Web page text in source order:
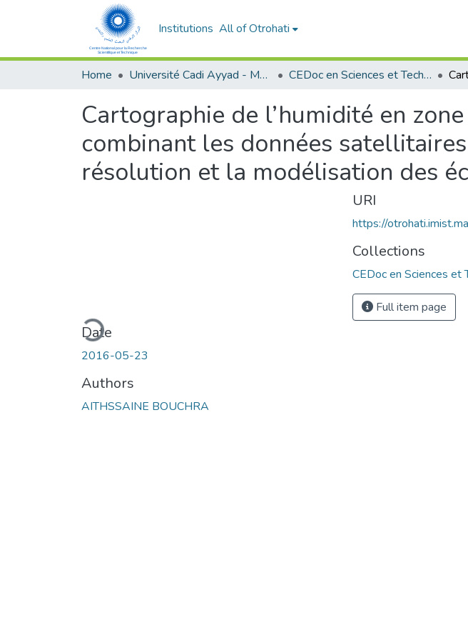
Institutions All of Otrohati
Home Université Cadi Ayyad - Marrakech CEDoc en Sciences et Techniques et Sciences Médicales (CED - STSM)
Cartographie de l’humidité en
combinant les données
résolution et la modélisation des
Loading...
Date
2016-05-23
Authors
AITHSSAINE BOUCHRA
URI
https://
Collections
CEDoc en Sciences et
Full item page